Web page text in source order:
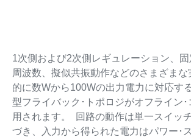
1次側および2次側レギュレーション、
周波数、擬似共振動作などのさまざま
的に数Wから100Wの出力電力に対応す
型フライバック･トポロジがオフライン
用されます。 回路の動作は単一スイッ
づき、入力から得られた電力はパワー･